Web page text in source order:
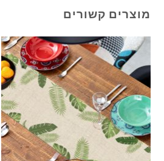
מוצרים קשורים
הוסף
לרשימת
המשאלות